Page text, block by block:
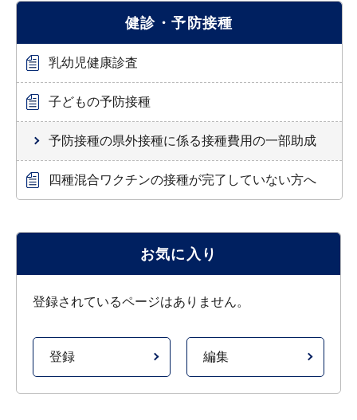
健診・予防接種
乳幼児健康診査
子どもの予防接種
予防接種の県外接種に係る接種費用の一部助成
四種混合ワクチンの接種が完了していない方へ
お気に入り
登録されているページはありません。
登録 編集